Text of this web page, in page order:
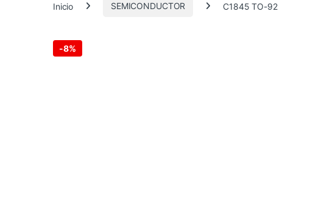
Inicio SEMICONDUCTOR C1845 TO-92
-8%